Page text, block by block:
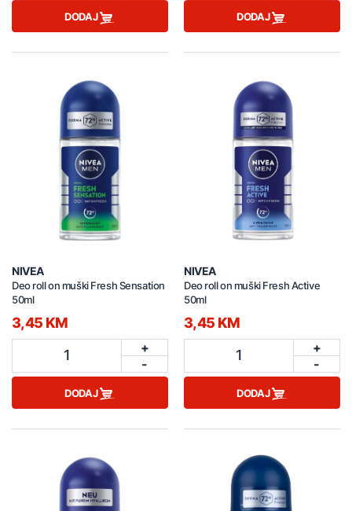
DODAJ DODAJ
NIVEA
Deo roll on muški Fresh Sensation
50ml
3,45 KM
1
+
-
DODAJ
NIVEA
Deo roll on muški Fresh Active
50ml
3,45 KM
1
+
-
DODAJ